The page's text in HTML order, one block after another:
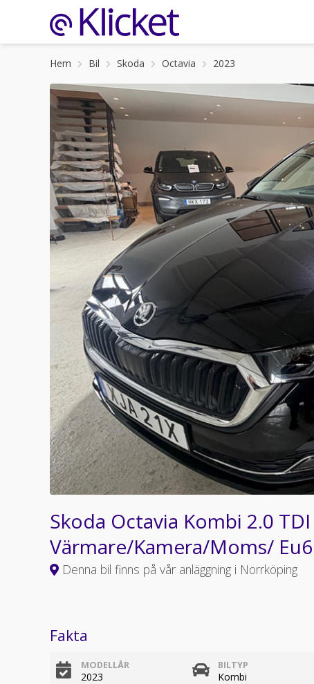
Hem Bil Skoda Octavia 2023
Skoda Octavia Kombi 2.0
Värmare/Kamera/Moms/ Eu6
Denna bil finns på vår anläggning i Norrköping
Fakta
MODELLÅR
2023
BILTYP
Kombi